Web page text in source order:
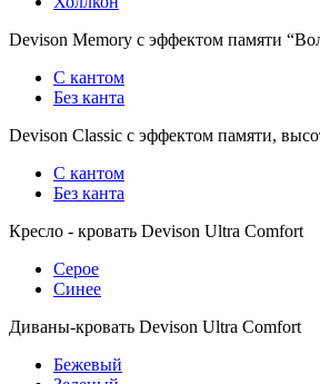
Devison Memory с эффектом памяти
С кантом
Без канта
Devison Classic с эффектом памяти,
С кантом
Без канта
Кресло - кровать Devison Ultra Comfort
Серое
Синее
Диваны-кровать Devison Ultra Comfort
Бежевый